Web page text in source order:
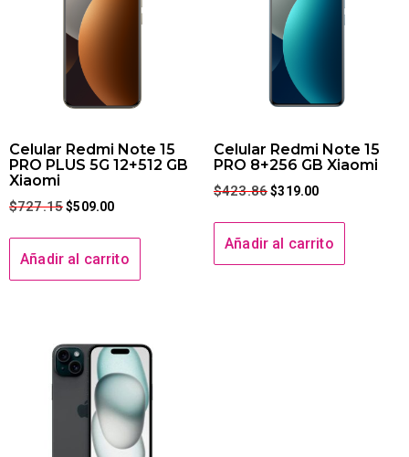
Celular Redmi Note 15
PRO PLUS 5G 12+512 GB
Xiaomi
$727.15 $509.00
Añadir al carrito
Celular Redmi Note 15
PRO 8+256 GB Xiaomi
$423.86 $319.00
Añadir al carrito